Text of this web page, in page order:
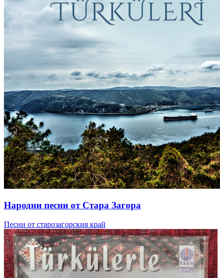
Народни песни от Стара Загора
Песни от старозагорския край